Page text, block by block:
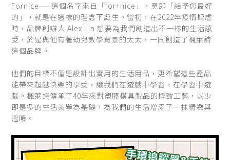
Fornice——這個名字來自「for+nice」，意即「給予您最好
的」，就是在這樣的理念下誕生。當初，在2022年疫情肆虐
時，品牌創辦人 Alex Lin 想要為我們創造出不一樣的生活感
受，於是與他有著幼兒教學背景的太太，一同創造了楓萊詩
這個品牌。
他們的目標不僅是設計出實用的生活用品，更希望這些產品
能帶來超越快樂的享受，讓我們在遊戲中學習，在學習中遊
戲。楓萊詩傳承了40年來對塑膠模具製品的極致工藝，以少
即是多的生活美學為基礎，為我們的生活增添了一抹精緻與
溫暖。